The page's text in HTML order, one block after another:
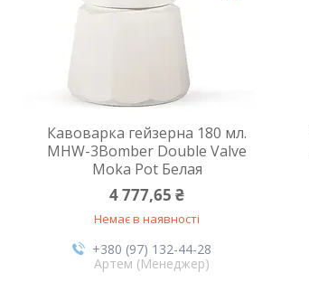
Кавоварка гейзерна 180 мл.
MHW-3Bomber Double Valve
Moka Pot Белая
4 777,65 ₴
Немає в наявності
+380 (97) 132-44-28
Артем (Менеджер)